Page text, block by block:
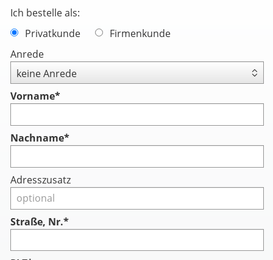
Ich bestelle als:
Privatkunde
Firmenkunde
Anrede
Vorname*
Nachname*
Adresszusatz
Straße, Nr.*